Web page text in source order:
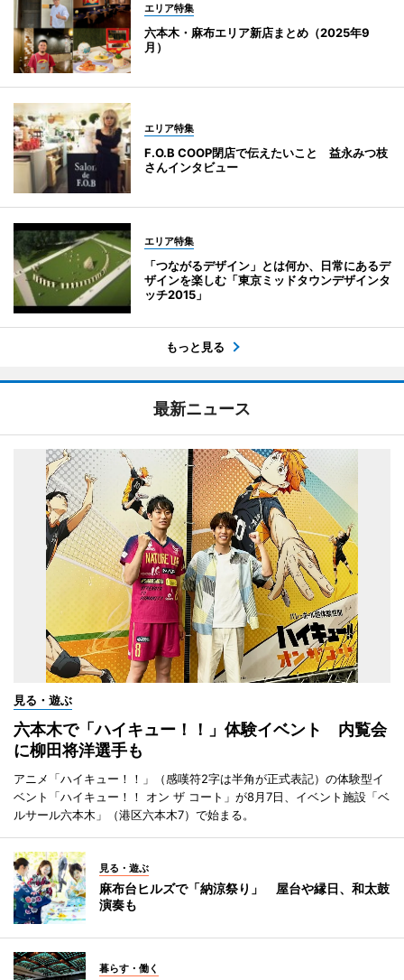
エリア特集
六本木・麻布エリア新店まとめ（2025年9
月）
エリア特集
F.O.B COOP閉店で伝えたいこと 益永みつ枝
さんインタビュー
エリア特集
「つながるデザイン」とは何か、日常にあるデ
ザインを楽しむ「東京ミッドタウンデザインタ
ッチ2015」
もっと見る
最新ニュース
見る・遊ぶ
六本木で「ハイキュー！！」体験イベント 内覧会
に柳田将洋選手も
アニメ「ハイキュー！！」（感嘆符2字は半角が正式表記）の体験型イ
ベント「ハイキュー！！ オン ザ コート」が8月7日、イベント施設「ベ
ルサール六本木」（港区六本木7）で始まる。
見る・遊ぶ
麻布台ヒルズで「納涼祭り」 屋台や縁日、和太鼓
演奏も
暮らす・働く